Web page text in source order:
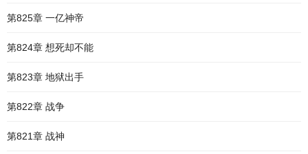
第825章 一亿神帝
第824章 想死却不能
第823章 地狱出手
第822章 战争
第821章 战神